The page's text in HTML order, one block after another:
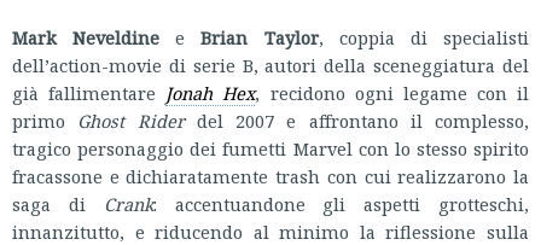
Mark Neveldine eBrian Taylor, coppia di specialisti
dell’action-movie di serie B, autori della sceneggiatura del
già fallimentare Jonah Hex, recidono ogni legame con il
primo Ghost Riderdel 2007 e affrontano il complesso,
tragico personaggio dei fumetti Marvel con lo stesso spirito
fracassone e dichiaratamente trash con cui realizzarono la
saga di
Crank: accentuandone gli aspetti grotteschi,
innanzitutto, e riducendo al minimo la riflessione sulla